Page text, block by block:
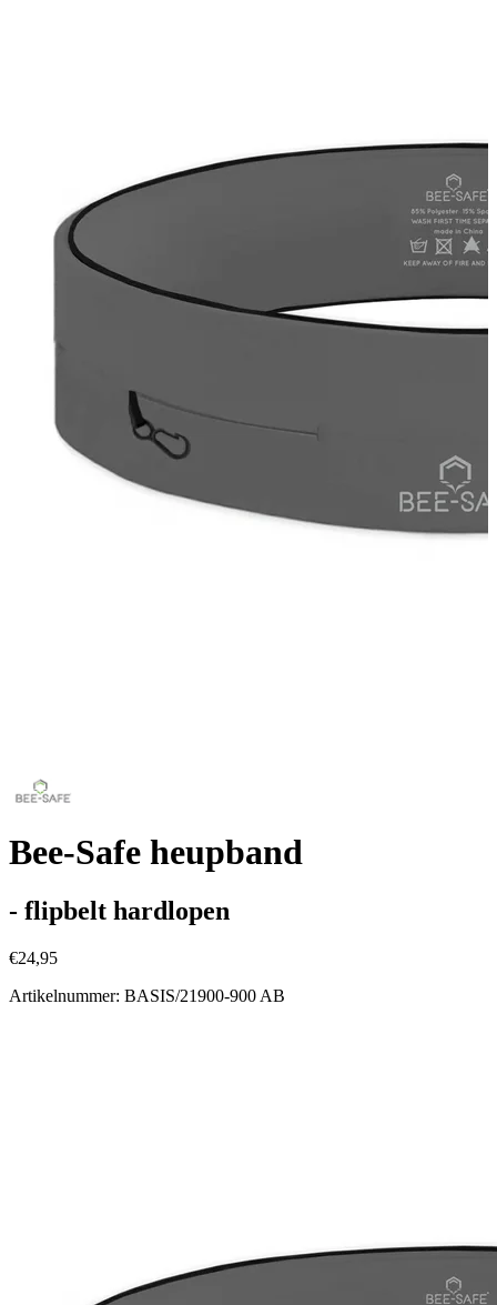
Bee-Safe heupband
- flipbelt hardlopen
€24,95
Artikelnummer: BASIS/21900-900 AB